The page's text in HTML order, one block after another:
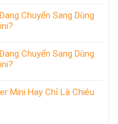
Chuyển Sang Dùng
Chuyển Sang Dùng
Mini Hay Chỉ Là Chiêu